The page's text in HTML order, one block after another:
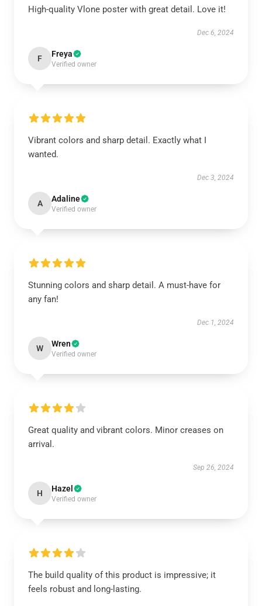
High-quality Vlone poster with great detail. Love it!
Dec 6, 2024
F Freya
Verified owner
Vibrant colors and sharp detail. Exactly what I
wanted.
Dec 3, 2024
A Adaline
Verified owner
Stunning colors and sharp detail. A must-have for
any fan!
Dec 1, 2024
W Wren
Verified owner
Great quality and vibrant colors. Minor creases on
arrival.
Sep 26, 2024
H Hazel
Verified owner
The build quality of this product is impressive; it
feels robust and long-lasting.